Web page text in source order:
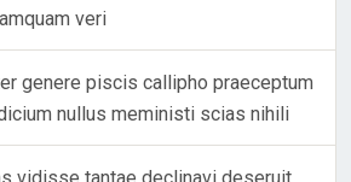
veri
genere piscis callipho praeceptum
nullus meministi scias nihili